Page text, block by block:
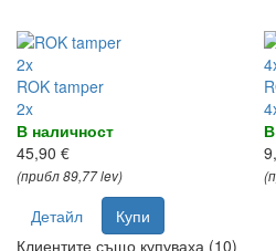
2x
ROK tamper
2x
В наличност
45,90 €
(прибл 89,77 lev)
Детайл Купи
Клиентите също купуваха (10)